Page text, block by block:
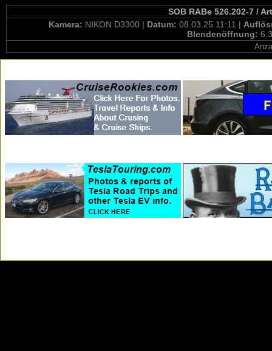
SOB RABe 526.202-7 /
Kamera: NIKON D3300 | Datum: 08.03.25 11:11 |
Blendenöffnung: